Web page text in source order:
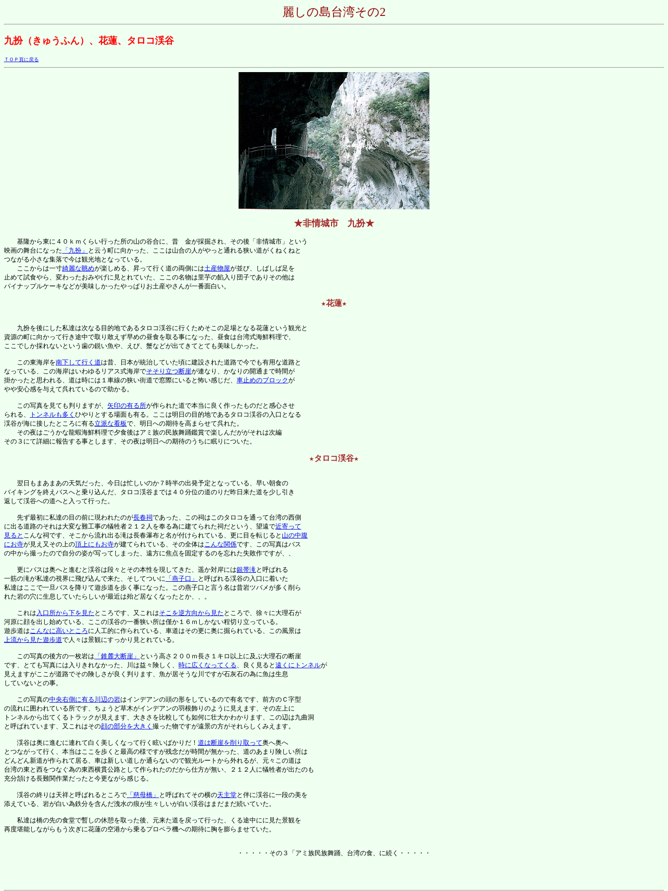
麗しの島台湾その2
九扮（きゅうふん）、花蓮、タロコ渓谷
ＴＯＰ頁に戻る
★非情城市 九扮★
基隆から東に４０ｋｍくらい行った所の山の谷合に、昔　金が採掘され、その後「非情城市」という
映画の舞台になった 「九扮」 と云う町に向かった、ここは山合の人がやっと通れる狭い道がくねくねと
つながる小さな集落で今は観光地となっている。
ここからは一寸綺麗な眺めが楽しめる、昇って行く道の両側には土産物屋が並び、しばしば足を
止めて試食やら、変わったおみやげに見とれていた、ここの名物は里芋の餡入り団子でありその他は
パイナップルケーキなどが美味しかったやっぱりお土産やさんが一番面白い。
★花蓮★
九扮を後にした私達は次なる目的地であるタロコ渓谷に行くためそこの足場となる花蓮という観光と
資源の町に向かって行き途中で取り敢えず早めの昼食を取る事になった、昼食は台湾式海鮮料理で、
ここでしか採れないという歯の鋭い魚や、えび、蟹などが出てきてとても美味しかった。
この東海岸を南下して行く道は昔、日本が統治していた頃に建設された道路で今でも有用な道路と
なっている、この海岸はいわゆるリアス式海岸でそそり立つ断崖が連なり、かなりの開通まで時間が
掛かったと思われる、道は時には１車線の狭い街道で窓際にいると怖い感じだ、 車止めのブロックが
やや安心感を与えて呉れているので助かる。
この写真を見ても判りますが、 矢印の有る所が作られた道で本当に良く作ったものだと感心させ
られる、
トンネルも多く ひやりとする場面も有る。ここは明日の目的地であるタロコ渓谷の入口となる
渓谷が海に接したところに有る立派な看板で、明日への期待を高まらせて呉れた。
その夜はごうかな龍蝦海鮮料理で夕食後はアミ族の民族舞踊鑑賞で楽しんだががそれは次編
その３にて詳細に報告する事とします、その夜は明日への期待のうちに眠りについた。
★タロコ渓谷★
翌日もまあまあの天気だった、今日は忙しいのか７時半の出発予定となっている、早い朝食の
バイキングを終えバスへと乗り込んだ、タロコ渓谷までは４０分位の道のりだ昨日来た道を少し引き
返して渓谷への道へと入って行った。
先ず最初に私達の目の前に現われたのが長春祠であった、この祠はこのタロコを通って台湾の西側
に出る道路のそれは大変な難工事の犠牲者２１２人を奉る為に建てられた祠だという、望遠で近寄って
見ると こんな祠です、そこから流れ出る滝は長春瀑布と名が付けられている、更に目を転じると 山の中腹
にお寺が見え又その上の頂上にもお寺が建てられている、その全体はこんな関係です、この写真はバス
の中から撮ったので自分の姿が写ってしまった、遠方に焦点を固定するのを忘れた失敗作ですが、、
更にバスは奥へと進むと渓谷は段々とその本性を現してきた、遥か対岸には銀帯滝と呼ばれる
一筋の滝が私達の視界に飛び込んで来た、そしてついに 「燕子口」 と呼ばれる渓谷の入口に着いた
私達はここで一旦バスを降りて遊歩道を歩く事になった。この燕子口と言う名は昔岩ツバメが多く削ら
れた岩の穴に生息していたらしいが最近は殆ど居なくなったとか、、。
これは 入口所から下を見た ところです、又これはそこを逆方向から見た ところで、徐々に大理石が
河原に顔を出し始めている、ここの渓谷の一番狭い所は僅か１６ｍしかない程切り立っている。
遊歩道はこんなに高いところ
上流から見た遊歩道で人々は景観にすっかり見とれている。
この写真の後方の一枚岩は 「錐麓大断崖」 という高さ２００ｍ長さ１キロ以上に及ぶ大理石の断崖
です、とても写真には入りきれなかった、川は益々険しく、 時に広くなってくる、良く見ると 遠くにトンネルが
見えますがここが道路でその険しさが良く判ります、魚が居そうな川ですが石灰石の為に魚は生息
していないとの事。
この写真の中央右側に有る川辺の岩はインデアンの頭の形をしているので有名です、前方のＣ字型
の流れに囲われている所です、ちょうど草木がインデアンの羽根飾りのように見えます、その左上に
トンネルから出てくるトラックが見えます、大きさを比較しても如何に壮大かわかります、この辺は九曲洞
と呼ばれています、又これはその顔の部分を大きく 撮った物ですが遠景の方がそれらしくみえます。
渓谷は奥に進むに連れて白く美しくなって行く眩いばかりだ！ 道は断崖を削り取って奥へ奥へ
とつながって行く、本当はここを歩くと最高の様ですが残念だが時間が無かった、道のあまり険しい所は
どんどん新道が作られて居る、車は新しい道しか通らないので観光ルートから外れるが、元々この道は
台湾の東と西をつなぐ為の東西横貫公路として作られたのだから仕方が無い、２１２人に犠牲者が出たのも
充分頷ける長難関作業だったと今更ながら感じる。
渓谷の終りは天祥と呼ばれるところで 「慈母橋」 と呼ばれてその横の天主堂と伴に渓谷に一段の美を
添えている、岩が白い為鉄分を含んだ洩水の痕が生々しいが白い渓谷はまだまだ続いていた。
私達は橋の先の食堂で暫しの休憩を取った後、元来た道を戻って行った、くる途中にに見た景観を
再度堪能しながらもう次ぎに花蓮の空港から乗るプロペラ機への期待に胸を膨らませていた。
・・・・・その３「アミ族民族舞踊、台湾の食、に続く・・・・・